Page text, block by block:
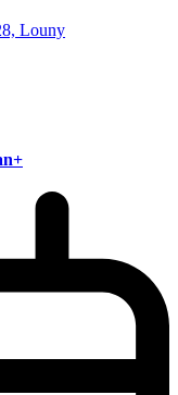
Louny